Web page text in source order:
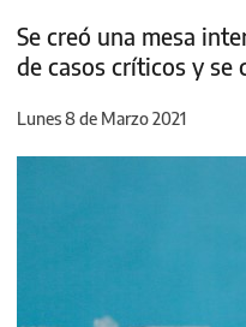
Se creó una mesa
de casos críticos y se
Lunes 8 de Marzo 2021